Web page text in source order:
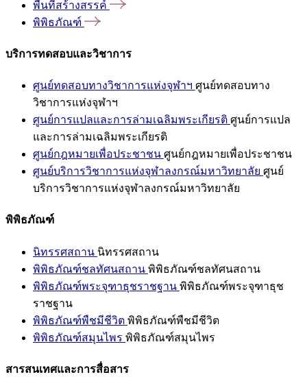
พื้นที่สร้างสรรค์
พิพิธภัณฑ์
บริการทดสอบและวิชาการ
ศูนย์ทดสอบทางวิชาการแห่งจุฬาฯ ศูนย์ทดสอบทาง
วิชาการแห่งจุฬาฯ
ศูนย์การแปลและการล่ามเฉลิมพระเกียรติ ศูนย์การแปล
และการล่ามเฉลิมพระเกียรติ
ศูนย์กฎหมายเพื่อประชาชน ศูนย์กฎหมายเพื่อประชาชน
ศูนย์บริการวิชาการแห่งจุฬาลงกรณ์มหาวิทยาลัย ศูนย์
บริการวิชาการแห่งจุฬาลงกรณ์มหาวิทยาลัย
พิพิธภัณฑ์
นิทรรศสถาน นิทรรศสถาน
พิพิธภัณฑ์ชลทัศนสถาน พิพิธภัณฑ์ชลทัศนสถาน
พิพิธภัณฑ์พระจุฑาธุชราชฐาน พิพิธภัณฑ์พระจุฑาธุช
ราชฐาน
พิพิธภัณฑ์พืชมีชีวิต พิพิธภัณฑ์พืชมีชีวิต
พิพิธภัณฑ์สมุนไพร พิพิธภัณฑ์สมุนไพร
สารสนเทศและการสื่อสาร